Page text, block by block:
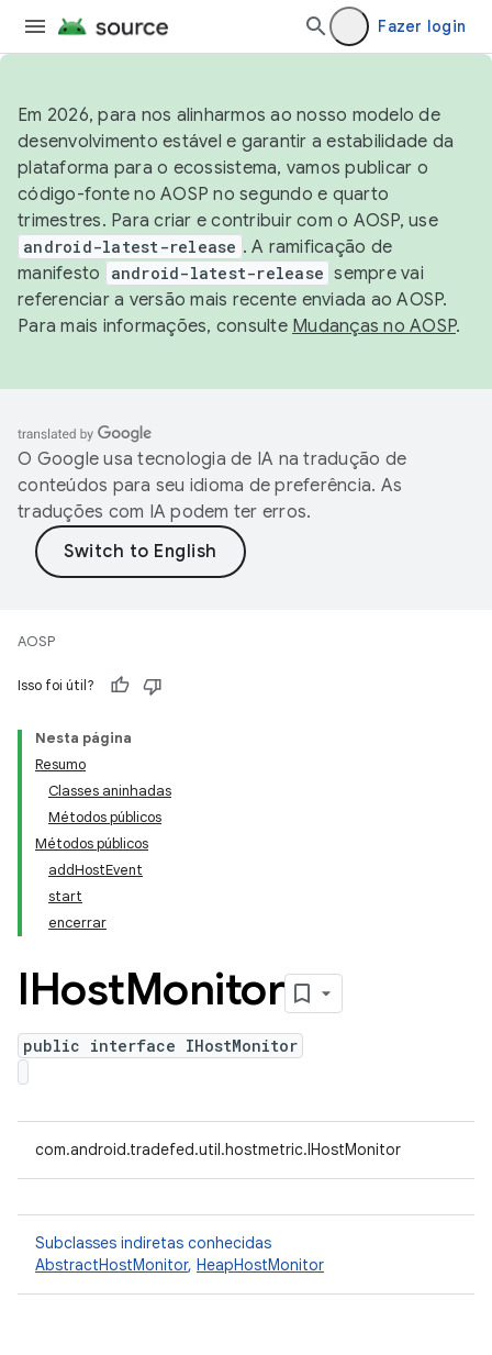
Fazer login
Em 2026, para nos alinharmos ao nosso modelo de
desenvolvimento estável e garantir a estabilidade da
plataforma para o ecossistema, vamos publicar o
código-fonte no AOSP no segundo e quarto
trimestres. Para criar e contribuir com o AOSP, use
android-latest-release . A ramificação de
manifesto
android-latest-release sempre vai
referenciar a versão mais recente enviada ao AOSP.
Para mais informações, consulte Mudanças no AOSP.
O Google usa tecnologia de IA na tradução de
conteúdos para seu idioma de preferência. As
traduções com IA podem ter erros.
AOSP
Isso foi útil?
Nesta página
Resumo
Classes aninhadas
Métodos públicos
Métodos públicos
addHostEvent
start
encerrar
IHostMonitor
public interface IHostMonitor
com.android.tradefed.util.hostmetric.IHostMonitor
Subclasses indiretas conhecidas
AbstractHostMonitor, HeapHostMonitor